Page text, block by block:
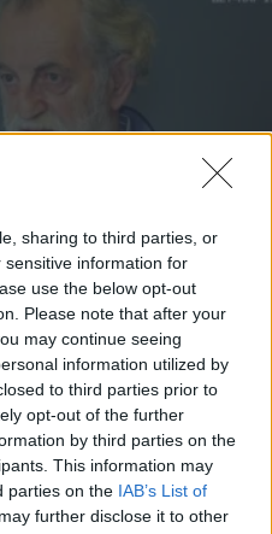
sharing to third parties, or
information for
use the below opt-out
Please note that after your
may continue seeing
information utilized by
to third parties prior to
opt-out of the further
by third parties on the
This information may
parties on the IAB’s List of
further disclose it to other
Αεράκη:
σύζυγό μου, ήμουν
newsletter